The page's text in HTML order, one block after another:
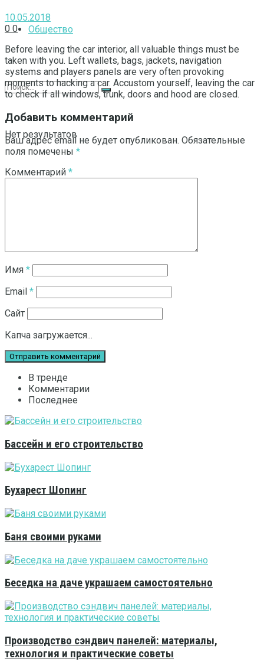
Общество
Нет результатов
Смотреть все результаты
10.05.2018
0 0
Before leaving the car interior, all valuable things must be
taken with you. Left wallets, bags, jackets, navigation
systems and players panels are very often provoking
moments to hacking a car. Accustom yourself, leaving the car
to check if all windows, trunk, doors and hood are closed.
Добавить комментарий
Ваш адрес email не будет опубликован. Обязательные
поля помечены *
Комментарий *
Имя *
Email *
Сайт
Капча загружается...
В тренде
Комментарии
Последнее
Бассейн и его строительство
Бухарест Шопинг
Баня своими руками
Беседка на даче украшаем самостоятельно
Производство сэндвич панелей: материалы,
технология и практические советы